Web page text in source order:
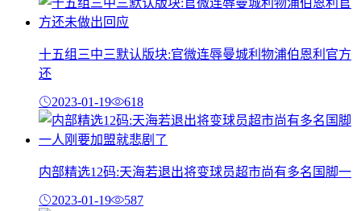
十五组三中三默认版块:官微连辱曼城利物浦伯恩利官方
还
2023-01-19 618
内部精选12码:天海若退出将变球员超市尚有多名国脚一
2023-01-19 587